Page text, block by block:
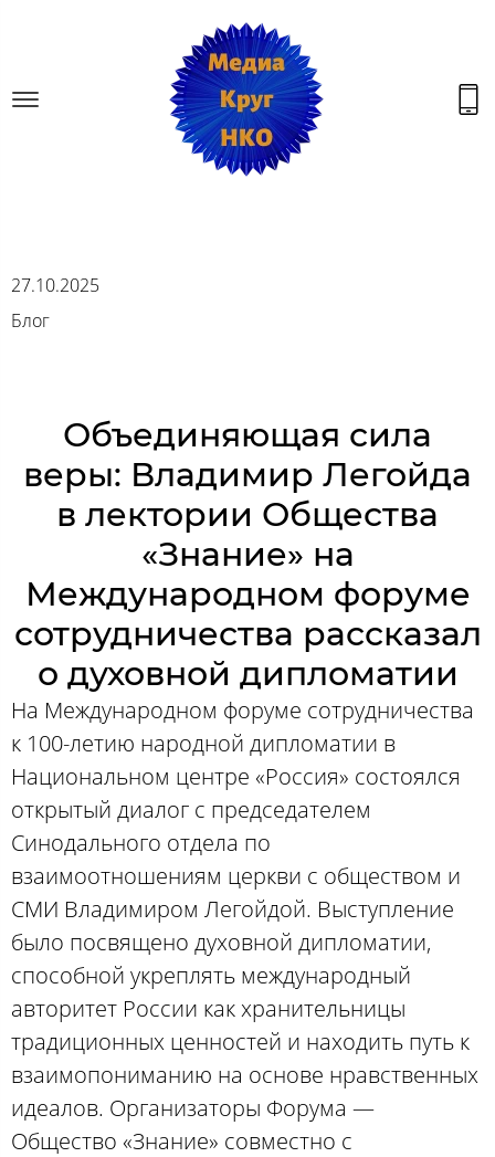
27.10.2025
Блог
Объединяющая сила
веры: Владимир Легойда
в лектории Общества
«Знание» на
Международном форуме
сотрудничества рассказал
о духовной дипломатии
На Международном форуме сотрудничества
к 100-летию народной дипломатии в
Национальном центре «Россия» состоялся
открытый диалог с председателем
Синодального отдела по
взаимоотношениям церкви с обществом и
СМИ Владимиром Легойдой. Выступление
было посвящено духовной дипломатии,
способной укреплять международный
авторитет России как хранительницы
традиционных ценностей и находить путь к
взаимопониманию на основе нравственных
идеалов. Организаторы Форума —
Общество «Знание» совместно с